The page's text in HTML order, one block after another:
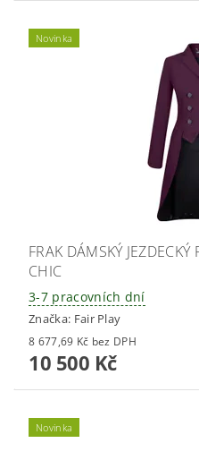
Novinka
FRAK DÁMSKÝ
CHIC
3-7 pracovních dní
Značka: Fair Play
8 677,69 Kč bez DPH
10 500 Kč
Novinka